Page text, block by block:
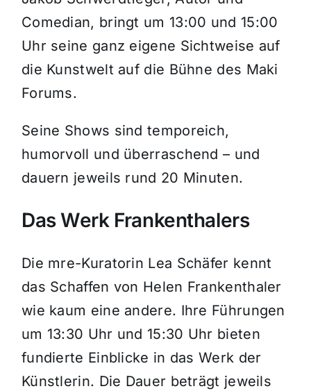
Comedian, bringt um 13:00 und 15:00
Uhr seine ganz eigene Sichtweise auf
die Kunstwelt auf die Bühne des Maki
Forums.
Seine Shows sind temporeich,
humorvoll und überraschend – und
dauern jeweils rund 20 Minuten.
Das Werk Frankenthalers
Die mre-Kuratorin Lea Schäfer kennt
das Schaffen von Helen Frankenthaler
wie kaum eine andere. Ihre Führungen
um 13:30 Uhr und 15:30 Uhr bieten
fundierte Einblicke in das Werk der
Künstlerin. Die Dauer beträgt jeweils